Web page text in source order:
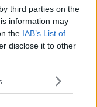
third parties on the
information may
the IAB’s List of
disclose it to other
sottolineando la